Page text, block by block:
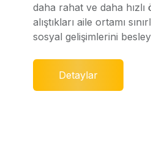
daha rahat ve daha
alıştıkları aile ortamı
sosyal gelişimlerini
Detaylar